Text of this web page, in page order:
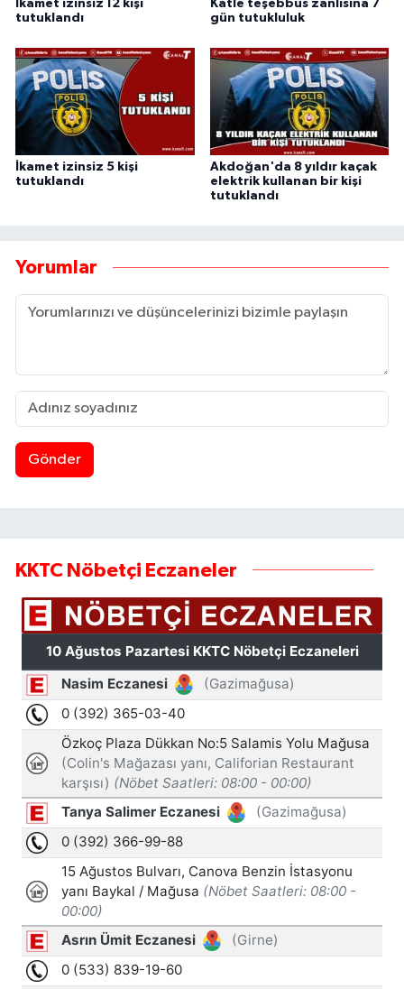
İkamet izinsiz 12 kişi
tutuklandı
Katle teşebbüs zanlısına 7
gün tutukluluk
İkamet izinsiz 5 kişi
tutuklandı
Akdoğan'da 8 yıldır kaçak
elektrik kullanan bir kişi
tutuklandı
Yorumlar
Gönder
KKTC Nöbetçi Eczaneler